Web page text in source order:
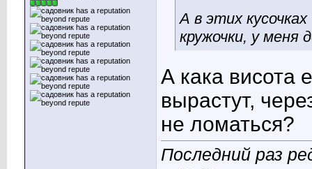
А в этих
кружочки, у меня
А кака висота
вырастут,
не ломаться?
Последний раз